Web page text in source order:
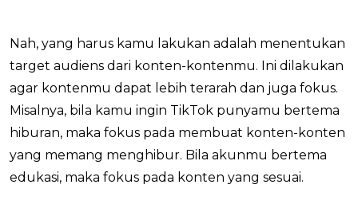
Nah, yang harus kamu lakukan adalah menentukan
target audiens dari konten-kontenmu. Ini dilakukan
agar kontenmu dapat lebih terarah dan juga fokus.
Misalnya, bila kamu ingin TikTok punyamu bertema
hiburan, maka fokus pada membuat konten-konten
yang memang menghibur. Bila akunmu bertema
edukasi, maka fokus pada konten yang sesuai.